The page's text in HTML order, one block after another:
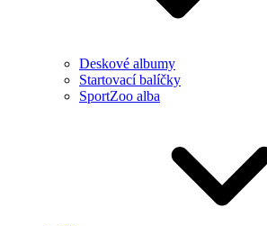
Deskové albumy
Startovací balíčky
SportZoo alba